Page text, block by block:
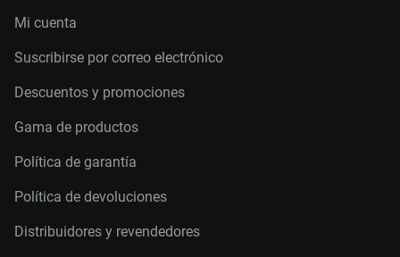
Mi cuenta
Suscribirse por correo electrónico
Descuentos y promociones
Gama de productos
Política de garantía
Política de devoluciones
Distribuidores y revendedores